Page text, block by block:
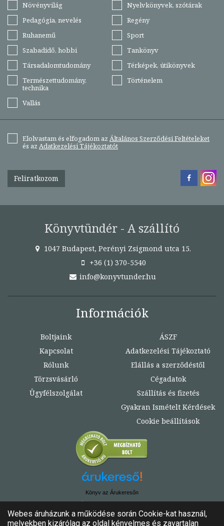
Növényvilág
Nyelvkönyvek, szótárak
Pedagógia, nevelés
Regény
Ruhanemű
Sport
Szabadidő, hobbi
Tankönyv
Társadalomtudomány
Térképek, útikönyvek
Természettudomány,
technika
Történelem
Vallás
Elolvastam és elfogadom az Általános Szerződési Feltételeket
és az Adatkezelési Tájékoztatót
Feliratkozom
Könyvtündér - A szállító
1047 Budapest, Perényi Zsigmond utca 15.
+36 (1) 370-5540
info@konyvtunder.hu
Információk
Boltjaink
Kapcsolat
Rólunk
Törzsvásárló
Ügyfélszolgálat
ÁSZF
Adatkezelési Tájékoztató
Elállás a szerződéstől
Cégadatok
Szállítás és fizetés
Gyakran Ismételt Kérdések
Cookie beállítások
Könyv az Árukeresőn